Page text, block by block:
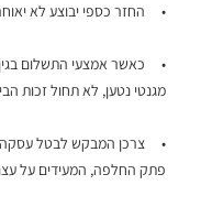
• החזר כספי יבוצע לא יאוחר מ-7 ימי עסקים באותו אופן בו
• כאשר אמצעי התשלום בגין
מגנטי נטען, לא תחול זכות
• צרכן המבקש לבטל עסקה,
פתק החלפה, המעידים על